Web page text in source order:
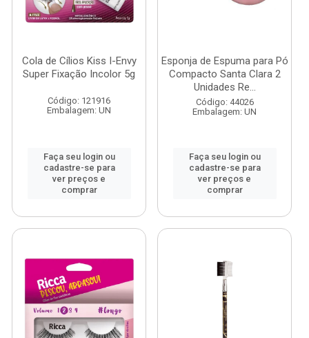
Cola de Cílios Kiss I-Envy
Super Fixação Incolor 5g
Código: 121916
Embalagem: UN
Faça seu login ou
cadastre-se para
ver preços e
comprar
Esponja de Espuma para Pó
Compacto Santa Clara 2
Unidades Re...
Código: 44026
Embalagem: UN
Faça seu login ou
cadastre-se para
ver preços e
comprar